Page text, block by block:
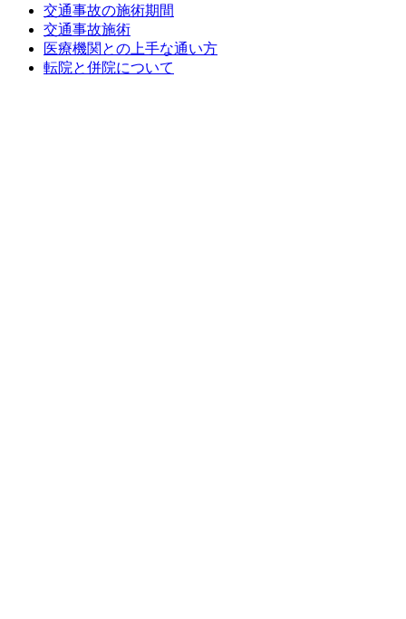
交通事故の施術期間
交通事故施術
医療機関との上手な通い方
転院と併院について